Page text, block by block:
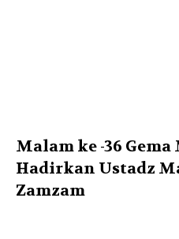
Malam ke -36
Hadirkan Ustadz
Zamzam